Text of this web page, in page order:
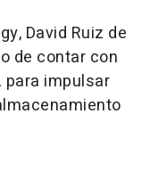
David Ruiz de
de contar con
para impulsar